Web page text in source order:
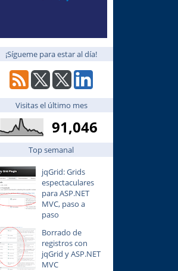
¡Sígueme para estar al día!
Visitas el último mes
91,046
Top semanal
jqGrid: Grids
espectaculares
para ASP.NET
MVC, paso a
paso
Borrado de
registros con
jqGrid y ASP.NET
MVC